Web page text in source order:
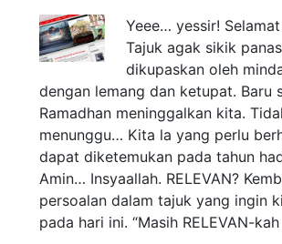
Yeee… yessir!
Tajuk agak sikik
dikupaskan oleh
dengan lemang dan ketupat. Baru
Ramadhan meninggalkan kita.
menunggu… Kita la yang perlu
dapat diketemukan pada tahun
Amin… Insyaallah. RELEVAN?
persoalan dalam tajuk yang ingin
pada hari ini. “Masih RELEVAN-